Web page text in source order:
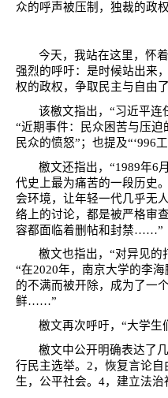
众的呼声被压制，独裁的政
今天，我站在这里，怀
强烈的呼吁：是时候站出来
权的政权，争取民主与自由了
该檄文指出，“习近平连
“近期事件：民众困苦与压迫
民众的愤怒”；也提及“‘996
檄文还指出，“1989年6月
代史上最为痛苦的一段历史
会环境，让年轻一代几乎无
络上的讨论，都是被严格审
容都面临着删帖和封禁……”
檄文也指出，“对异见的
“在2020年，南京大学的李
的不满而被开除，成为了一
鲜……”
檄文再次呼吁，“大学生
檄文中公开明确表达了几
行民主选举。 2，恢复言论自
生，公平社会。 4，建立法治